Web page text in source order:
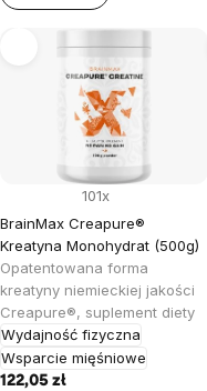
BrainMax Creapure®
Kreatyna Monohydrat (500g)
Opatentowana forma
kreatyny niemieckiej jakości
Creapure®, suplement diety
Wydajność fizyczna
Wsparcie mięśniowe
101x
122,05 zł